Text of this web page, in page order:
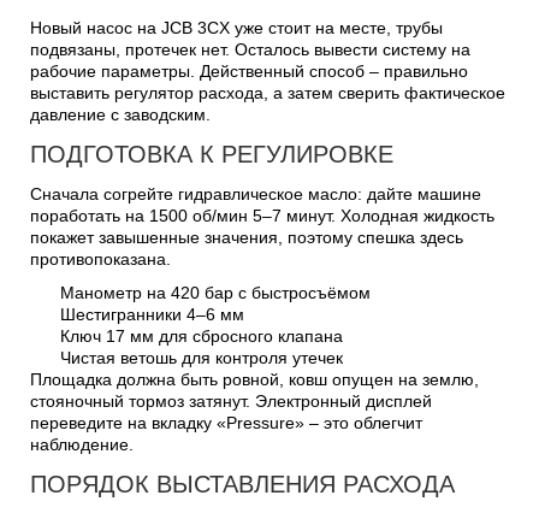
Новый насос на JCB 3CX уже стоит на месте, трубы
подвязаны, протечек нет. Осталось вывести систему на
рабочие параметры. Действенный способ – правильно
выставить регулятор расхода, а затем сверить фактическое
давление с заводским.
ПОДГОТОВКА К РЕГУЛИРОВКЕ
Сначала согрейте гидравлическое масло: дайте машине
поработать на 1500 об/мин 5–7 минут. Холодная жидкость
покажет завышенные значения, поэтому спешка здесь
противопоказана.
Манометр на 420 бар с быстросъёмом
Шестигранники 4–6 мм
Ключ 17 мм для сбросного клапана
Чистая ветошь для контроля утечек
Площадка должна быть ровной, ковш опущен на землю,
стояночный тормоз затянут. Электронный дисплей
переведите на вкладку «Pressure» – это облегчит
наблюдение.
ПОРЯДОК ВЫСТАВЛЕНИЯ РАСХОДА